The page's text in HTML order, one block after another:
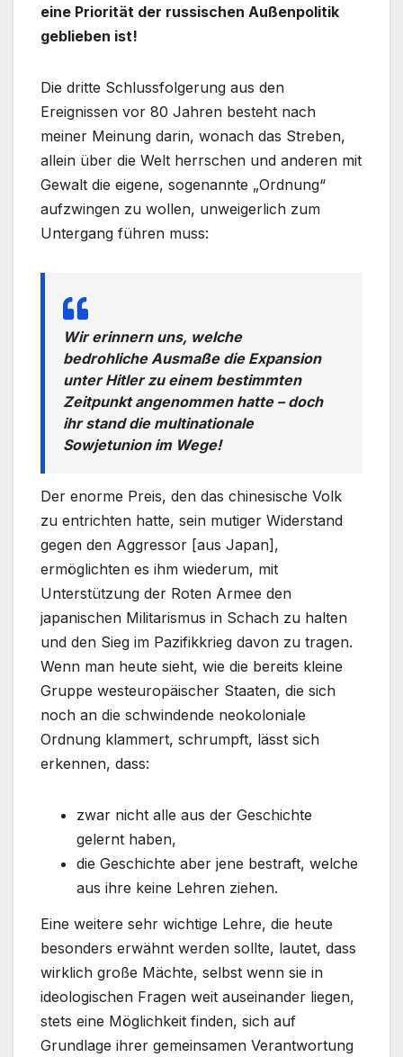
eine Priorität der russischen Außenpolitik
geblieben ist!
Die dritte Schlussfolgerung aus den
Ereignissen vor 80 Jahren besteht nach
meiner Meinung darin, wonach das Streben,
allein über die Welt herrschen und anderen mit
Gewalt die eigene, sogenannte „Ordnung“
aufzwingen zu wollen, unweigerlich zum
Untergang führen muss:
Wir erinnern uns, welche
bedrohliche Ausmaße die Expansion
unter Hitler zu einem bestimmten
Zeitpunkt angenommen hatte – doch
ihr stand die multinationale
Sowjetunion im Wege!
Der enorme Preis, den das chinesische Volk
zu entrichten hatte, sein mutiger Widerstand
gegen den Aggressor [aus Japan],
ermöglichten es ihm wiederum, mit
Unterstützung der Roten Armee den
japanischen Militarismus in Schach zu halten
und den Sieg im Pazifikkrieg davon zu tragen.
Wenn man heute sieht, wie die bereits kleine
Gruppe westeuropäischer Staaten, die sich
noch an die schwindende neokoloniale
Ordnung klammert, schrumpft, lässt sich
erkennen, dass:
zwar nicht alle aus der Geschichte
gelernt haben,
die Geschichte aber jene bestraft, welche
aus ihre keine Lehren ziehen.
Eine weitere sehr wichtige Lehre, die heute
besonders erwähnt werden sollte, lautet, dass
wirklich große Mächte, selbst wenn sie in
ideologischen Fragen weit auseinander liegen,
stets eine Möglichkeit finden, sich auf
Grundlage ihrer gemeinsamen Verantwortung